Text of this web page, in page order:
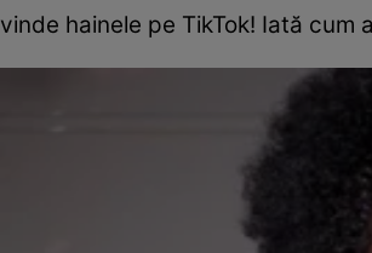
vinde hainele pe TikTok! Iată